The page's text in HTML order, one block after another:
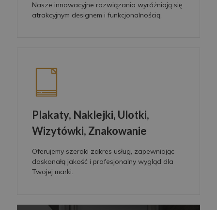
Nasze innowacyjne rozwiązania wyróżniają się
atrakcyjnym designem i funkcjonalnością.
Plakaty, Naklejki, Ulotki,
Wizytówki, Znakowanie
Oferujemy szeroki zakres usług, zapewniając
doskonałą jakość i profesjonalny wygląd dla
Twojej marki.